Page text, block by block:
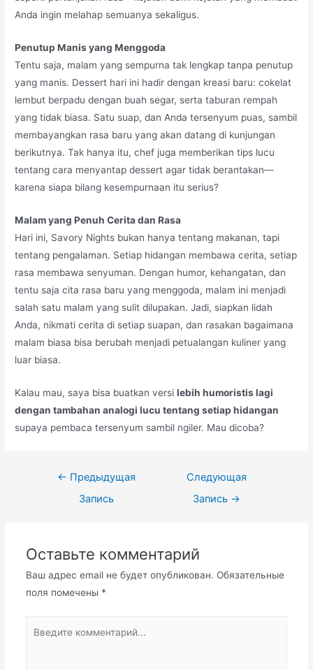
Anda ingin melahap semuanya sekaligus.
Penutup Manis yang Menggoda
Tentu saja, malam yang sempurna tak lengkap tanpa penutup
yang manis. Dessert hari ini hadir dengan kreasi baru: cokelat
lembut berpadu dengan buah segar, serta taburan rempah
yang tidak biasa. Satu suap, dan Anda tersenyum puas, sambil
membayangkan rasa baru yang akan datang di kunjungan
berikutnya. Tak hanya itu, chef juga memberikan tips lucu
tentang cara menyantap dessert agar tidak berantakan—
karena siapa bilang kesempurnaan itu serius?
Malam yang Penuh Cerita dan Rasa
Hari ini, Savory Nights bukan hanya tentang makanan, tapi
tentang pengalaman. Setiap hidangan membawa cerita, setiap
rasa membawa senyuman. Dengan humor, kehangatan, dan
tentu saja cita rasa baru yang menggoda, malam ini menjadi
salah satu malam yang sulit dilupakan. Jadi, siapkan lidah
Anda, nikmati cerita di setiap suapan, dan rasakan bagaimana
malam biasa bisa berubah menjadi petualangan kuliner yang
luar biasa.
Kalau mau, saya bisa buatkan versilebih humoristis lagi
dengan tambahan analogi lucu tentang setiap hidangan
supaya pembaca tersenyum sambil ngiler. Mau dicoba?
Навигация
← Предыдущая
Запись
Следующая
Запись →
Оставьте комментарий
Ваш адрес email не будет опубликован. Обязательные
поля помечены *
комментарий...